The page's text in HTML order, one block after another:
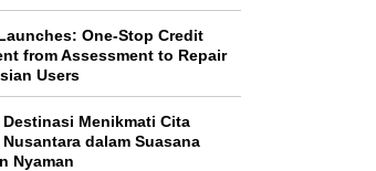
One-Stop Credit
from Assessment to Repair
Users
Menikmati Cita
dalam Suasana
Nyaman